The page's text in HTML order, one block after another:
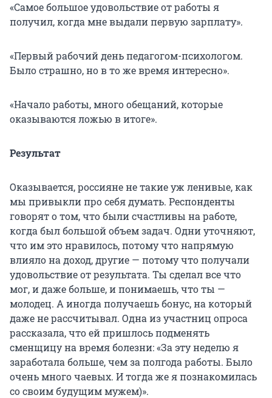
«Самое большое удовольствие от работы я
получил, когда мне выдали первую зарплату».
«Первый рабочий день педагогом-психологом.
Было страшно, но в то же время интересно».
«Начало работы, много обещаний, которые
оказываются ложью в итоге».
Результат
Оказывается, россияне не такие уж ленивые, как
мы привыкли про себя думать. Респонденты
говорят о том, что были счастливы на работе,
когда был большой объем задач. Одни уточняют,
что им это нравилось, потому что напрямую
влияло на доход, другие — потому что получали
удовольствие от результата. Ты сделал все что
мог, и даже больше, и понимаешь, что ты —
молодец. А иногда получаешь бонус, на который
даже не рассчитывал. Одна из участниц опроса
рассказала, что ей пришлось подменять
сменщицу на время болезни: «За эту неделю я
заработала больше, чем за полгода работы. Было
очень много чаевых. И тогда же я познакомилась
со своим будущим мужем)».